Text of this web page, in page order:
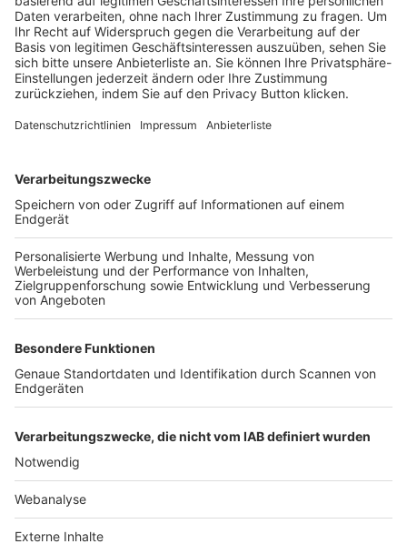
Trainerbörse
Login SpielPlus
FOLGE DEM BFV
TOP-VEREINE
TOP-PARTNER
Nutzungsbedingungen Datenschutz Impressum